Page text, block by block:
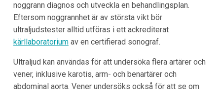
noggrann diagnos och utveckla en behandlingsplan.
Eftersom noggrannhet är av största vikt bör
ultraljudstester alltid utföras i ett ackrediterat
kärllaboratoriumav en certifierad sonograf.
Ultraljud kan användas för att undersöka flera artärer och
vener, inklusive karotis, arm- och benartärer och
abdominal aorta. Vener undersöks också för att se om